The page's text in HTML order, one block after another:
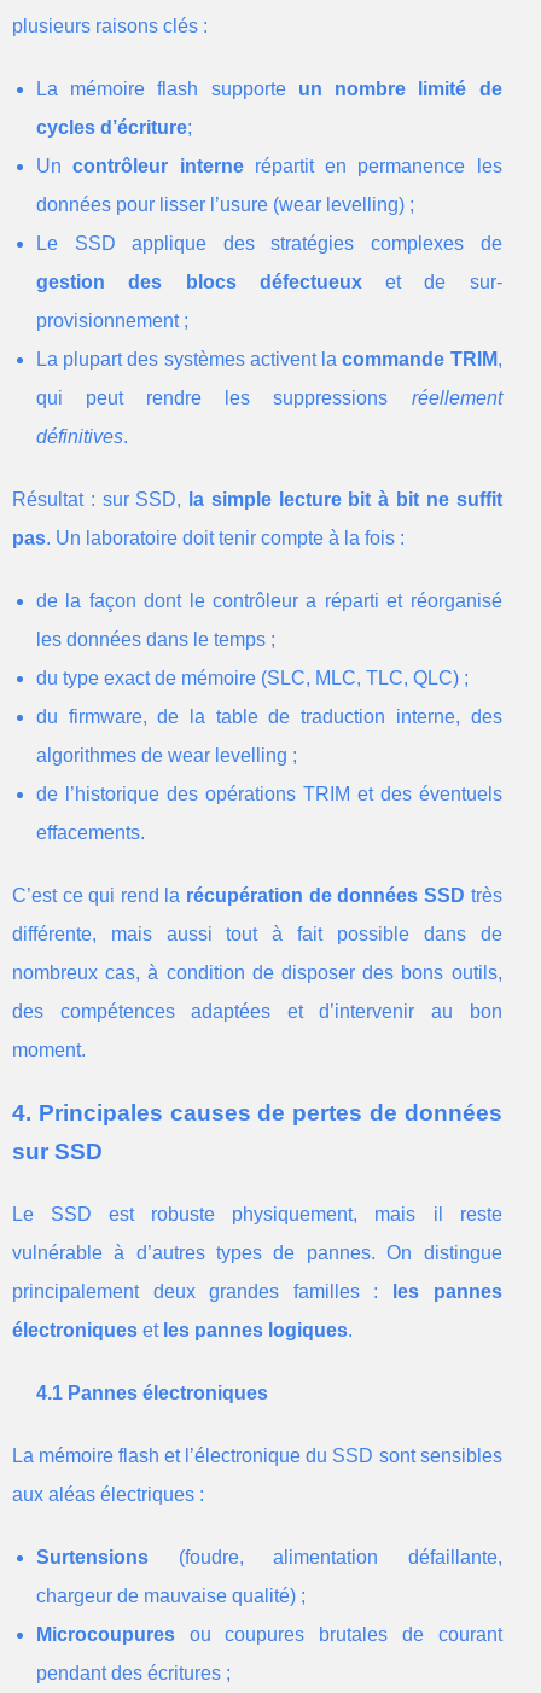
plusieurs raisons clés :
La mémoire flash supporte un nombre limité de
cycles d’écriture;
Uncontrôleur internerépartit en permanence les
données pour lisser l’usure (wear levelling) ;
Le SSD applique des stratégies complexes de
gestion des blocs défectueuxet de sur-
provisionnement ;
La plupart des systèmes activent lacommande TRIM,
qui peut rendre les suppressions réellement
définitives.
Résultat : sur SSD,
la simple lecture bit à bit ne suffit
pas. Un laboratoire doit tenir compte à la fois :
de la façon dont le contrôleur a réparti et réorganisé
les données dans le temps ;
du type exact de mémoire (SLC, MLC, TLC, QLC) ;
du firmware, de la table de traduction interne, des
algorithmes de wear levelling ;
de l’historique des opérations TRIM et des éventuels
effacements.
C’est ce qui rend la récupération de données SSD très
différente, mais aussi tout à fait possible dans de
nombreux cas, à condition de disposer des bons outils,
des compétences adaptées et d’intervenir au bon
moment.
4. Principales causes de pertes de données
sur SSD
Le SSD est robuste physiquement, mais il reste
vulnérable à d’autres types de pannes. On distingue
principalement deux grandes familles :
les pannes
électroniques et les pannes logiques.
4.1 Pannes électroniques
La mémoire flash et l’électronique du SSD sont sensibles
aux aléas électriques :
Surtensions (foudre, alimentation défaillante,
chargeur de mauvaise qualité) ;
Microcoupures ou coupures brutales de courant
pendant des écritures ;